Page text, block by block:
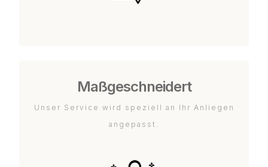
Maßgeschneidert
Unser Service wird speziell an Ihr Anliegen
angepasst.